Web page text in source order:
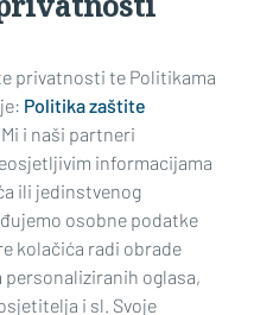
privatnosti te Politikama
Politika zaštite
Mi i naši partneri
informacijama
ili jedinstvenog
osobne podatke
kolačića radi obrade
oglasa,
i sl. Svoje